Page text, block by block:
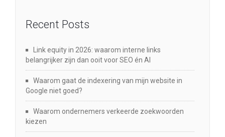
Recent Posts
Link equity in 2026: waarom interne links
belangrijker zijn dan ooit voor SEO én AI
Waarom gaat de indexering van mijn website in
Google niet goed?
Waarom ondernemers verkeerde zoekwoorden
kiezen